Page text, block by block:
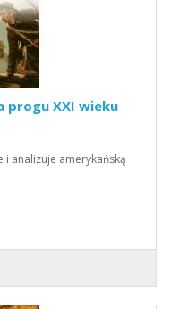
progu XXI wieku
i analizuje amerykańską